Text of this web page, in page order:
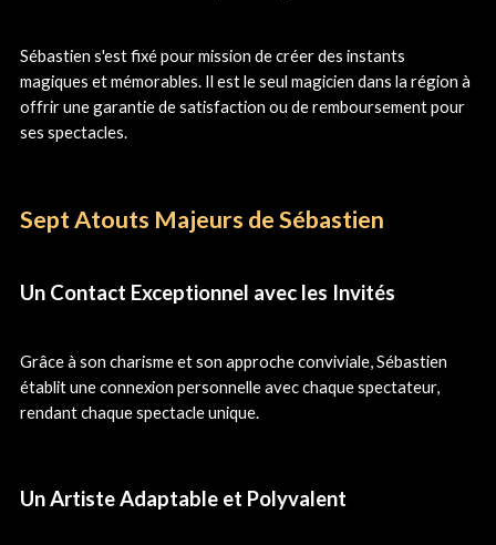
Sébastien s'est fixé pour mission de créer des instants
magiques et mémorables. Il est le seul magicien dans la région à
offrir une garantie de satisfaction ou de remboursement pour
ses spectacles.
Sept Atouts Majeurs de Sébastien
Un Contact Exceptionnel avec les Invités
Grâce à son charisme et son approche conviviale, Sébastien
établit une connexion personnelle avec chaque spectateur,
rendant chaque spectacle unique.
Un Artiste Adaptable et Polyvalent